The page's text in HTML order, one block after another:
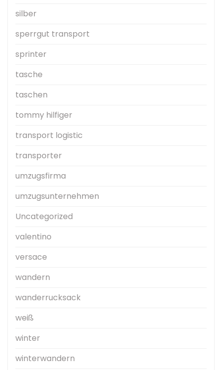
silber
sperrgut transport
sprinter
tasche
taschen
tommy hilfiger
transport logistic
transporter
umzugsfirma
umzugsunternehmen
Uncategorized
valentino
versace
wandern
wanderrucksack
weiß
winter
winterwandern